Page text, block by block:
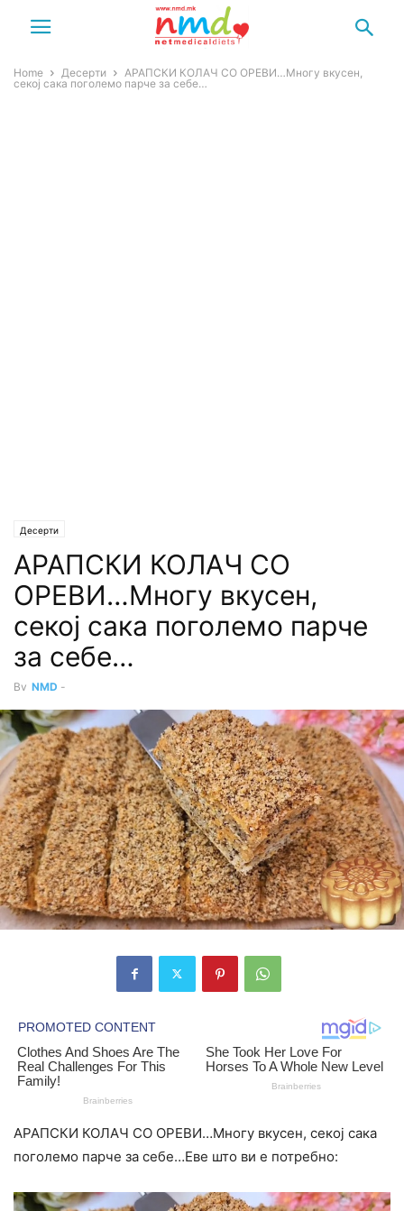
Home Десерти
АРАПСКИ КОЛАЧ СО ОРЕВИ…Многу вкусен,
секој сака поголемо парче за себе…
Десерти
АРАПСКИ КОЛАЧ СО
ОРЕВИ…Многу вкусен,
секој сака поголемо парче
за себе…
By NMD -
АРАПСКИ КОЛАЧ СО ОРЕВИ…Многу вкусен, секој сака
поголемо парче за себе…Еве што ви е потребно: